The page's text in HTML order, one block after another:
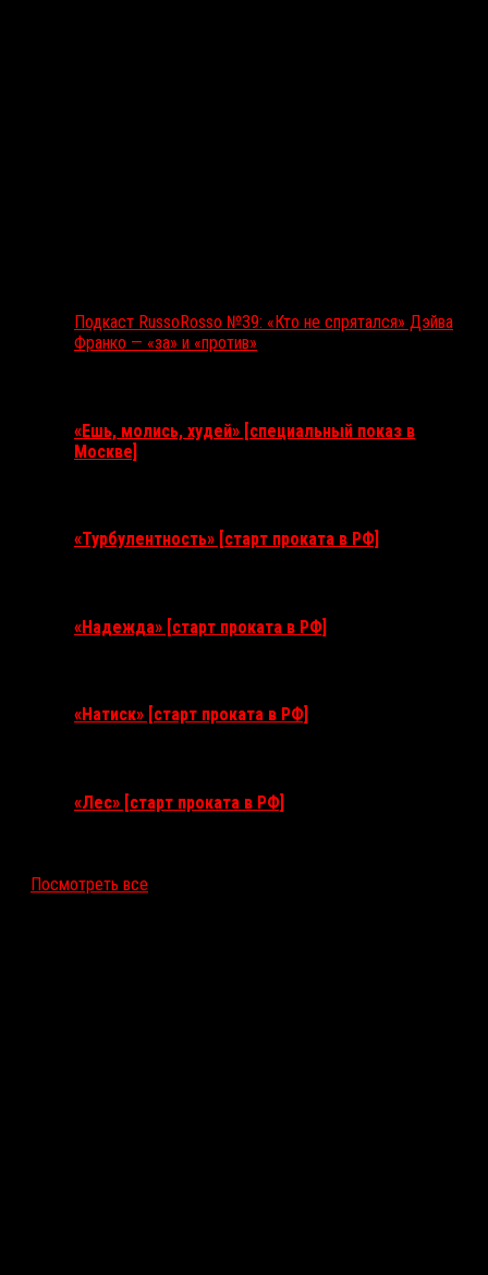
Подкаст RussoRosso №39: «Кто не спрятался» Дэйва
Франко — «за» и «против»
«Ешь, молись, худей» [специальный показ в
Москве]
«Турбулентность» [старт проката в РФ]
«Надежда» [старт проката в РФ]
«Натиск» [старт проката в РФ]
«Лес» [старт проката в РФ]
Посмотреть все